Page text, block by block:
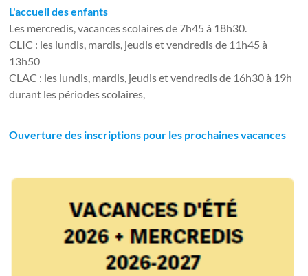
L'accueil des enfants
Les mercredis, vacances scolaires de 7h45 à 18h30.
CLIC : les lundis, mardis, jeudis et vendredis de 11h45 à
13h50
CLAC : les lundis, mardis, jeudis et vendredis de 16h30 à 19h
durant les périodes scolaires,
Ouverture des inscriptions pour les prochaines vacances